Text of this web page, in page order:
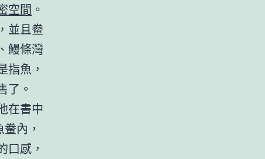
空間 。
並且鲞
鰻條灣
魚，
了。
在書中
內，
口感，